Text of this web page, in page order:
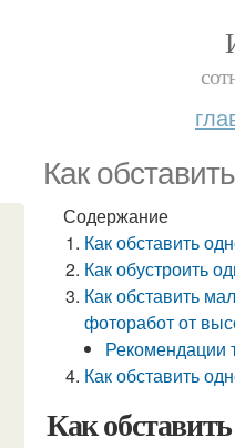
Как
Содержание
Как обставить
Как обустроить
Как обставить
фоторабот от
Рекомендации
Как обставить
Как